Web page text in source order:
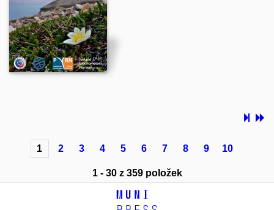
1 2 3 4 5 6 7 8 9 10
1 - 30 z 359 položek